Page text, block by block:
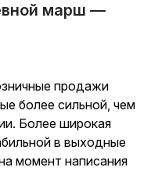
марш —
продажи
более сильной, чем
Более широкая
в выходные
момент написания